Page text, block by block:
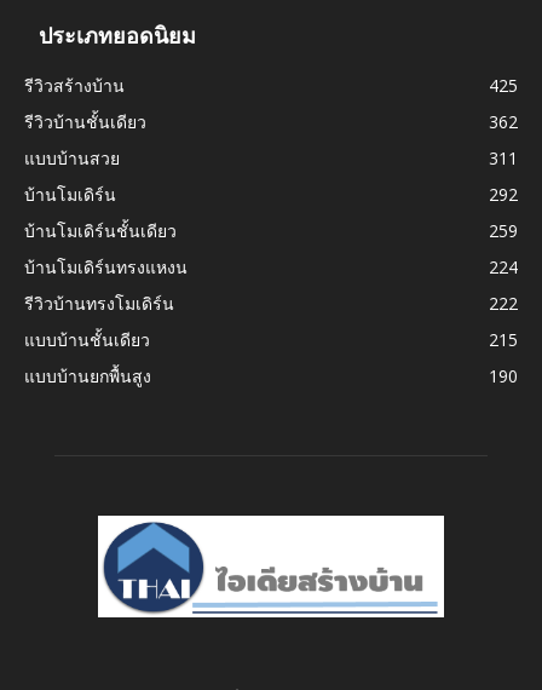
ประเภทยอดนิยม
รีวิวสร้างบ้าน
425
รีวิวบ้านชั้นเดียว
362
แบบบ้านสวย
311
บ้านโมเดิร์น
292
บ้านโมเดิร์นชั้นเดียว
259
บ้านโมเดิร์นทรงแหงน
224
รีวิวบ้านทรงโมเดิร์น
222
แบบบ้านชั้นเดียว
215
แบบบ้านยกพื้นสูง
190